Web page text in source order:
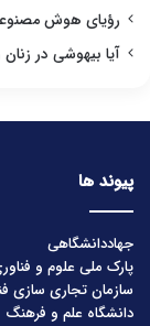
رؤیای هوش
آیا بیهوشی در
پیوند ها
جهاددانشگاهی
پارک ملی علوم و
سازمان تجاری سازی
دانشگاه علم و فرهنگ